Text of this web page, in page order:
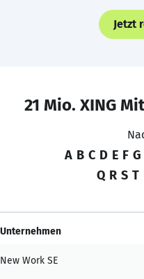
Jetzt
21 Mio. XING
A B C D E F G
Q R S T
Unternehmen
New Work SE